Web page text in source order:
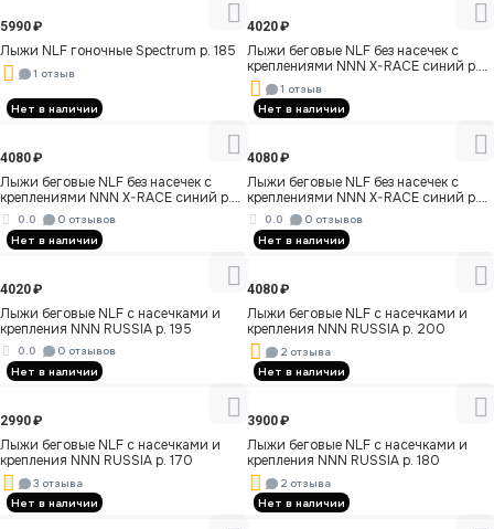
5990₽
Лыжи NLF гоночные Spectrum р. 185
1 отзыв
4020₽
Лыжи беговые NLF без насечек c
креплениями NNN X-RACE синий р.
190
1 отзыв
Нет в наличии
4080₽
Лыжи беговые NLF без насечек c
креплениями NNN X-RACE синий р.
200
0 отзывов
0.0
Нет в наличии
4080₽
Лыжи беговые NLF без насечек c
креплениями NNN X-RACE синий р.
195
0 отзывов
0.0
Нет в наличии
4020₽
Лыжи беговые NLF с насечками и
крепления NNN RUSSIA р. 195
0 отзывов
0.0
Нет в наличии
4080₽
Лыжи беговые NLF с насечками и
крепления NNN RUSSIA р. 200
2 отзыва
Нет в наличии
2990₽
Лыжи беговые NLF с насечками и
крепления NNN RUSSIA р. 170
3 отзыва
Нет в наличии
3900₽
Лыжи беговые NLF с насечками и
крепления NNN RUSSIA р. 180
2 отзыва
Нет в наличии
Нет в наличии